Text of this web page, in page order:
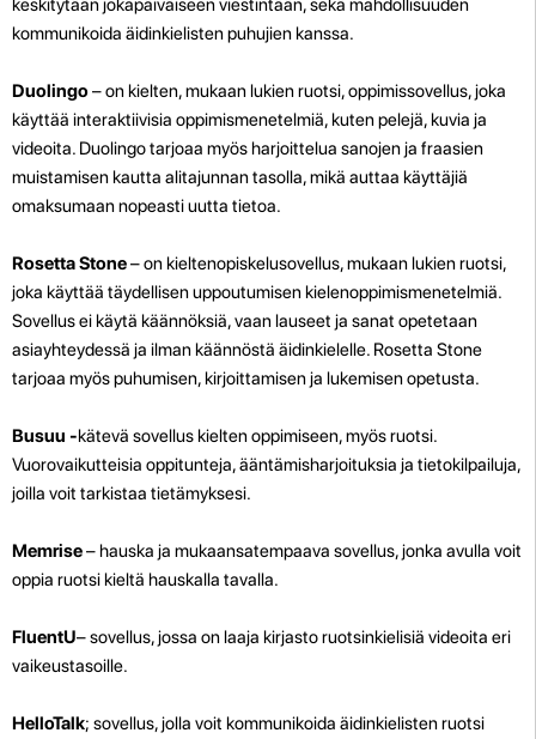
kommunikoida äidinkielisten puhujien kanssa.
Duolingo– on kielten, mukaan lukien ruotsi, oppimissovellus, joka
käyttää interaktiivisia oppimismenetelmiä, kuten pelejä, kuvia ja
videoita. Duolingo tarjoaa myös harjoittelua sanojen ja fraasien
muistamisen kautta alitajunnan tasolla, mikä auttaa käyttäjiä
omaksumaan nopeasti uutta tietoa.
Rosetta Stone– on kieltenopiskelusovellus, mukaan lukien ruotsi,
joka käyttää täydellisen uppoutumisen kielenoppimismenetelmiä.
Sovellus ei käytä käännöksiä, vaan lauseet ja sanat opetetaan
asiayhteydessä ja ilman käännöstä äidinkielelle. Rosetta Stone
tarjoaa myös puhumisen, kirjoittamisen ja lukemisen opetusta.
Busuu -kätevä sovellus kielten oppimiseen, myös ruotsi.
Vuorovaikutteisia oppitunteja, ääntämisharjoituksia ja tietokilpailuja,
joilla voit tarkistaa tietämyksesi.
Memrise– hauska ja mukaansatempaava sovellus, jonka avulla voit
oppia ruotsi kieltä hauskalla tavalla.
FluentU– sovellus, jossa on laaja kirjasto ruotsinkielisiä videoita eri
vaikeustasoille.
HelloTalk; sovellus, jolla voit kommunikoida äidinkielisten ruotsi